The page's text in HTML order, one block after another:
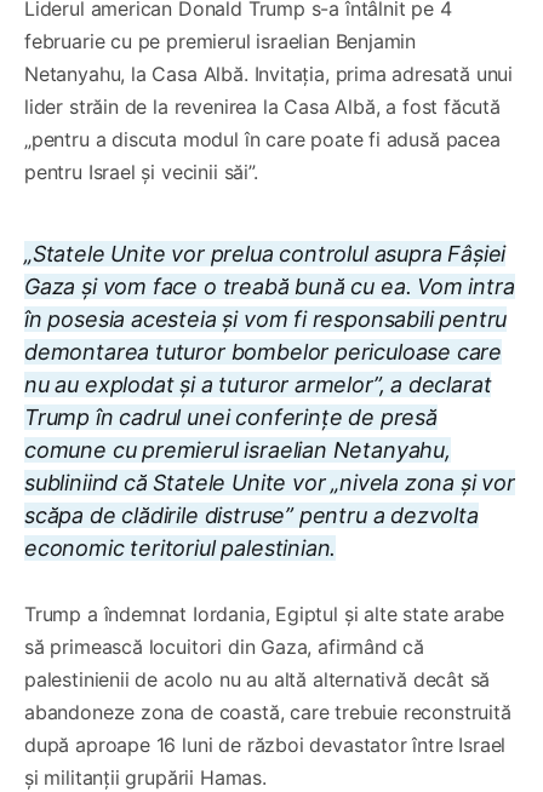
Liderul american Donald Trump s-a întâlnit pe 4
februarie cu pe premierul israelian Benjamin
Netanyahu, la Casa Albă. Invitația, prima adresată unui
lider străin de la revenirea la Casa Albă, a fost făcută
„pentru a discuta modul în care poate fi adusă pacea
pentru Israel și vecinii săi”.
„Statele Unite vor prelua controlul asupra Fâșiei
Gaza și vom face o treabă bună cu ea. Vom intra
în posesia acesteia și vom fi responsabili pentru
demontarea tuturor bombelor periculoase care
nu au explodat și a tuturor armelor”, a declarat
Trump în cadrul unei conferințe de presă
comune cu premierul israelian Netanyahu,
subliniind că Statele Unite vor „nivela zona și vor
scăpa de clădirile distruse” pentru a dezvolta
economic teritoriul palestinian.
Trump a îndemnat Iordania, Egiptul și alte state arabe
să primească locuitori din Gaza, afirmând că
palestinienii de acolo nu au altă alternativă decât să
abandoneze zona de coastă, care trebuie reconstruită
după aproape 16 luni de război devastator între Israel
și militanții grupării Hamas.